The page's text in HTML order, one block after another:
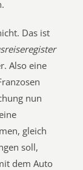
Das ist
Also eine
nun
gleich
soll,
dem Auto